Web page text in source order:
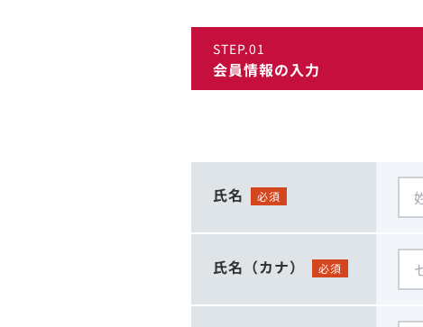
STEP.01
会員情報の入力
氏名 必須
氏名（カナ） 必須